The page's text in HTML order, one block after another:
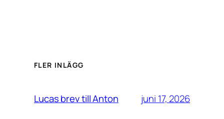
FLER INLÄGG
Lucas brev till Anton juni 17, 2026